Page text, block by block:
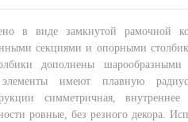
в виде замкнутой рамочной
секциями и опорными
дополнены шарообразными
элементы имеют плавную
симметричная, внутреннее
ровные, без резного декора.